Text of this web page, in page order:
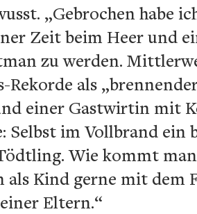
„Gebrochen habe
Zeit beim Heer und
zu werden.
als
einer Gastwirtin mit
Selbst im Vollbrand ein
Wie kommt
als Kind gerne mit dem
Eltern.“